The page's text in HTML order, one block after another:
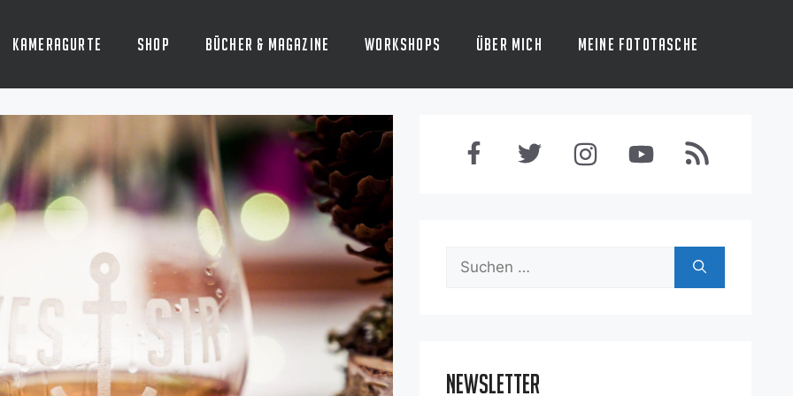
Kameragurte Shop Bücher & Magazine Workshops Über mich Meine Fototasche
Suchen
Newsletter